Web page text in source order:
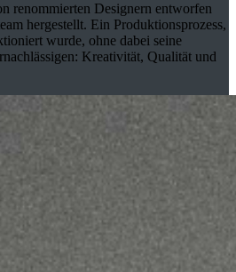
renommierten Designern entworfen
hergestellt. Ein Produktionsprozess,
wurde, ohne dabei seine
Kreativität, Qualität und